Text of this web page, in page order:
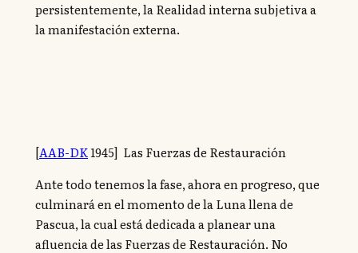
persistentemente, la Realidad interna subjetiva a
la manifestación externa.
[AAB-DK1945] Las Fuerzas de Restauración
Ante todo tenemos la fase, ahora en progreso, que
culminará en el momento de la Luna llena de
Pascua, la cual está dedicada a planear una
afluencia de las Fuerzas de Restauración. No